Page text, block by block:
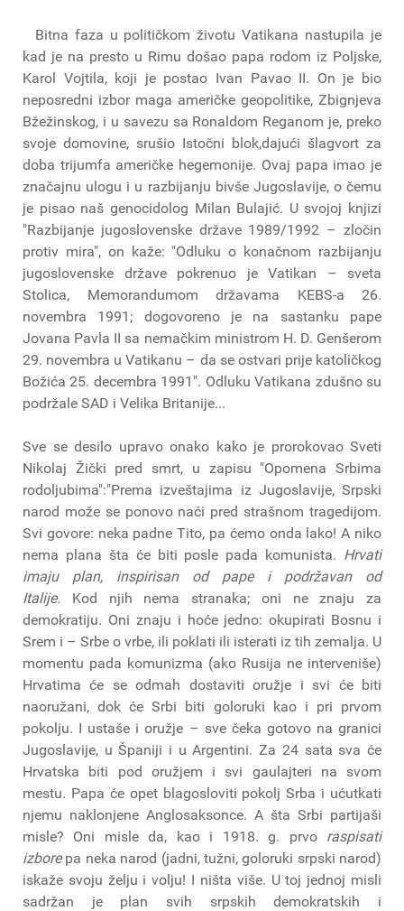
Bitna faza u političkom životu Vatikana nastupila je
kad je na presto u Rimu došao papa rodom iz Poljske,
Karol Vojtila, koji je postao Ivan Pavao II. On je bio
neposredni izbor maga američke geopolitike, Zbignjeva
Bžežinskog, i u savezu sa Ronaldom Reganom je, preko
svoje domovine, srušio Istočni blok,dajući šlagvort za
doba trijumfa američke hegemonije. Ovaj papa imao je
značajnu ulogu i u razbijanju bivše Jugoslavije, o čemu
je pisao naš genocidolog Milan Bulajić. U svojoj knjizi
"Razbijanje jugoslovenske države 1989/1992 – zločin
protiv mira", on kaže: "Odluku o konačnom razbijanju
jugoslovenske države pokrenuo je Vatikan – sveta
Stolica, Memorandumom državama KEBS-a 26.
novembra 1991; dogovoreno je na sastanku pape
Jovana Pavla II sa nemačkim ministrom H. D. Genšerom
29. novembra u Vatikanu – da se ostvari prije katoličkog
Božića 25. decembra 1991". Odluku Vatikana zdušno su
podržale SAD i Velika Britanije...
Sve se desilo upravo onako kako je prorokovao Sveti
Nikolaj Žički pred smrt, u zapisu "Opomena Srbima
rodoljubima":"Prema izveštajima iz Jugoslavije, Srpski
narod može se ponovo naći pred strašnom tragedijom.
Svi govore: neka padne Tito, pa ćemo onda lako! A niko
nema plana šta će biti posle pada komunista. Hrvati
imaju plan, inspirisan od pape i podržavan od
Italije. Kod njih nema stranaka; oni ne znaju za
demokratiju. Oni znaju i hoće jedno: okupirati Bosnu i
Srem i – Srbe o vrbe, ili poklati ili isterati iz tih zemalja. U
momentu pada komunizma (ako Rusija ne interveniše)
Hrvatima će se odmah dostaviti oružje i svi će biti
naoružani, dok će Srbi biti goloruki kao i pri prvom
pokolju. I ustaše i oružje – sve čeka gotovo na granici
Jugoslavije, u Španiji i u Argentini. Za 24 sata sva će
Hrvatska biti pod oružjem i svi gaulajteri na svom
mestu. Papa će opet blagosloviti pokolj Srba i ućutkati
njemu naklonjene Anglosaksonce. A šta Srbi partijaši
misle? Oni misle da, kao i 1918. g. prvo raspisati
izborepa neka narod (jadni, tužni, goloruki srpski narod)
iskaže svoju želju i volju! I ništa više. U toj jednoj misli
sadržan je plan svih srpskih demokratskih i